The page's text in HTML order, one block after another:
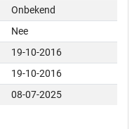
Onbekend
Nee
19-10-2016
19-10-2016
08-07-2025